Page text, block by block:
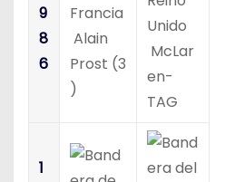
9
8
6
Alain
Prost (3
)
McLar
en-
TAG
1